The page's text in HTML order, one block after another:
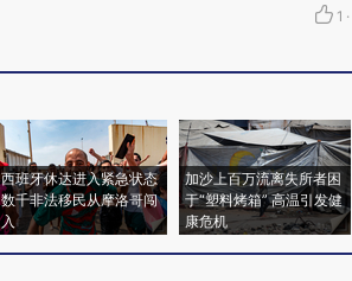
1 ·
西班牙休达进入紧急状态
数千非法移民从摩洛哥闯
入
加沙上百万流离失所者困
于“塑料烤箱” 高温引发健
康危机